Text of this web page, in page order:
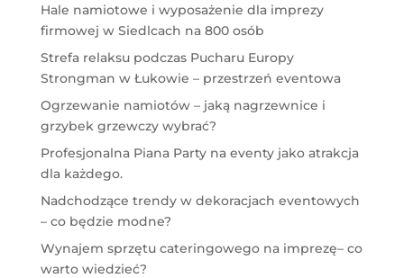
Hale namiotowe i wyposażenie dla imprezy
firmowej w Siedlcach na 800 osób
Strefa relaksu podczas Pucharu Europy
Strongman w Łukowie – przestrzeń eventowa
Ogrzewanie namiotów – jaką nagrzewnice i
grzybek grzewczy wybrać?
Profesjonalna Piana Party na eventy jako atrakcja
dla każdego.
Nadchodzące trendy w dekoracjach eventowych
– co będzie modne?
Wynajem sprzętu cateringowego na imprezę– co
warto wiedzieć?